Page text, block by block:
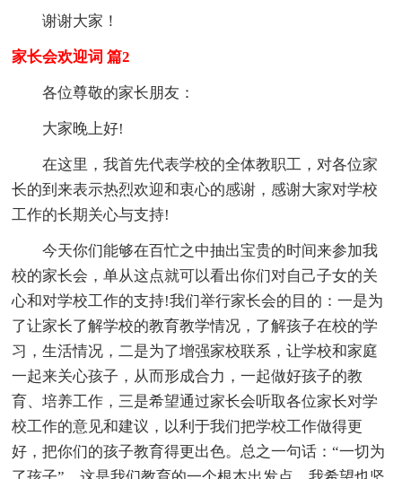
谢谢大家！
家长会欢迎词 篇2
各位尊敬的家长朋友：
大家晚上好!
在这里，我首先代表学校的全体教职工，对各位家
长的到来表示热烈欢迎和衷心的感谢，感谢大家对学校
工作的长期关心与支持!
今天你们能够在百忙之中抽出宝贵的时间来参加我
校的家长会，单从这点就可以看出你们对自己子女的关
心和对学校工作的支持!我们举行家长会的目的：一是为
了让家长了解学校的教育教学情况，了解孩子在校的学
习，生活情况，二是为了增强家校联系，让学校和家庭
一起来关心孩子，从而形成合力，一起做好孩子的教
育、培养工作，三是希望通过家长会听取各位家长对学
校工作的意见和建议，以利于我们把学校工作做得更
好，把你们的孩子教育得更出色。总之一句话：“一切为